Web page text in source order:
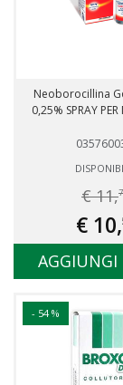
Neoborocillina
0,25% SPRAY
€ 11,
€ 10,
AGGIUNGI
- 54 %